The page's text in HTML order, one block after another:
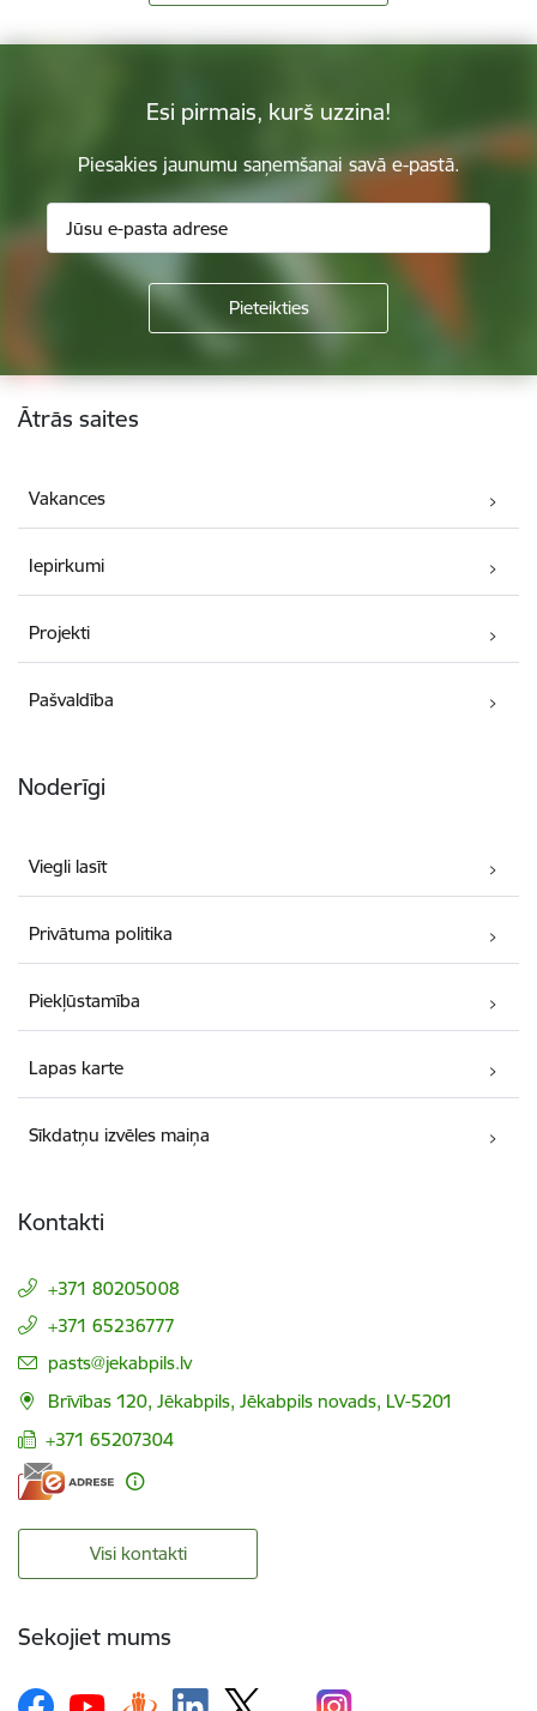
Esi pirmais, kurš uzzina!
Piesakies jaunumu saņemšanai savā e-pastā.
Kājene
Ātrās saites
Vakances
Iepirkumi
Projekti
Pašvaldība
Noderīgi
Viegli lasīt
Privātuma politika
Piekļūstamība
Lapas karte
Sīkdatņu izvēles maiņa
Kontakti
+371 80205008
+371 65236777
E-pasts:
pasts@jekabpils.lv
Brīvības 120, Jēkabpils, Jēkabpils novads, LV-5201
+371 65207304
Visi kontakti
Sekojiet mums